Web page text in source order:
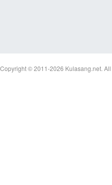
Copyright © 2011-2026 Kulasang.net.